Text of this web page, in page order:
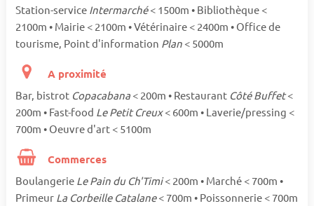
Station-service Intermarché< 1500m • Bibliothèque <
2100m • Mairie < 2100m • Vétérinaire < 2400m • Office de
tourisme, Point d'information Plan < 5000m
A proximité
Bar, bistrot Copacabana < 200m • Restaurant Côté Buffet<
200m • Fast-food Le Petit Creux< 600m • Laverie/pressing <
700m • Oeuvre d'art < 5100m
Commerces
Boulangerie Le Pain du Ch'Timi< 200m • Marché < 700m •
Primeur La Corbeille Catalane< 700m • Poissonnerie < 700m